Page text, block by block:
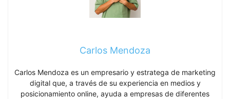
Carlos Mendoza
Carlos Mendoza es un empresario y estratega de marketing
digital que, a través de su experiencia en medios y
posicionamiento online, ayuda a empresas de diferentes